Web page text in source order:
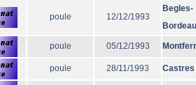
poule 12/12/1993
Begles-
poule 05/12/1993
poule 28/11/1993 Castres